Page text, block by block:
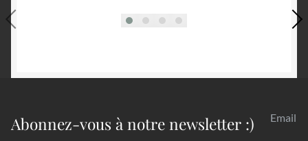
Abonnez-vous à notre newsletter :) Email